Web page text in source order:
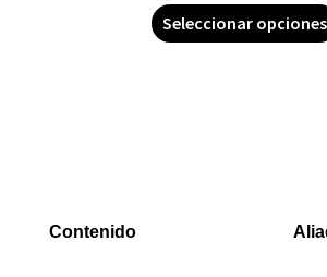
Seleccionar opciones
Contenido